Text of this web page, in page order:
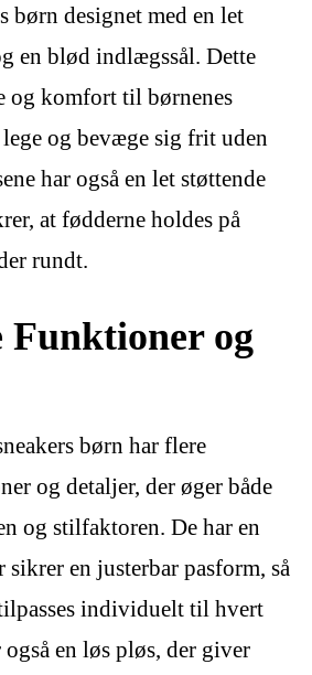
børn designet med en let
en blød indlægssål. Dette
og komfort til børnenes
og bevæge sig frit uden
har også en let støttende
at fødderne holdes på
rundt.
Funktioner og
børn har flere
og detaljer, der øger både
og stilfaktoren. De har en
en justerbar pasform, så
individuelt til hvert
en løs pløs, der giver